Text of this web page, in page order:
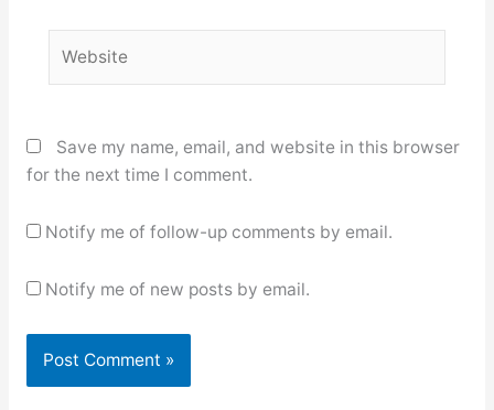
Save my name, email, and website in this browser
for the next time I comment.
Notify me of follow-up comments by email.
Notify me of new posts by email.